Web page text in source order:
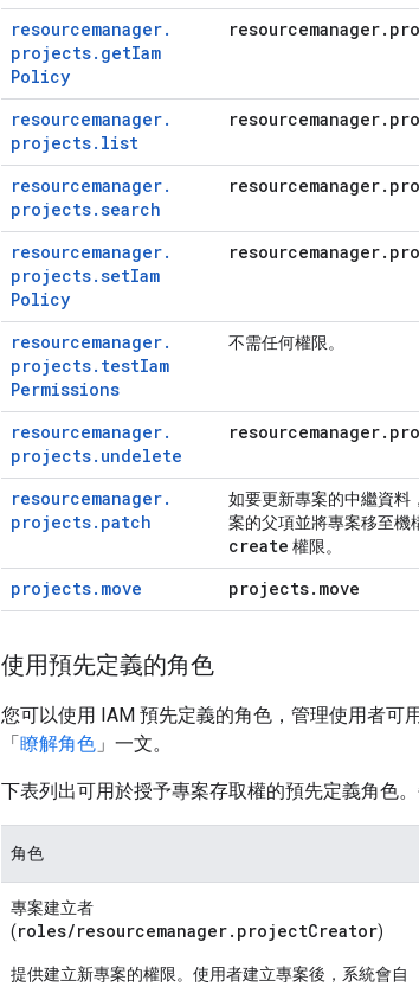
resourcemanager.
projects. getIam
Policy
resourcemanager.
resourcemanager.
projects. list
resourcemanager.
resourcemanager.
projects.search
resourcemanager.
resourcemanager.
projects.setIam
Policy
resourcemanager.
resourcemanager.
projects. testIam
Permissions
不需任何權限。
resourcemanager.
projects. undelete
resourcemanager.
resourcemanager.
projects. patch
如要更新專案的中繼資料
案的父項並將專案移至機
create 權限。
projects. move projects. move
使用預先定義的角色
您可以使用 IAM 預先定義的角色，管理使用者可
「瞭解角色 」一文。
下表列出可用於授予專案存取權的預先定義角色
角色
專案建立者
(roles/resourcemanager.projectCreator)
提供建立新專案的權限。使用者建立專案後，系統會自